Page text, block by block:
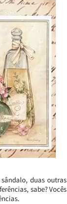
duas outras
sabe? Vocês